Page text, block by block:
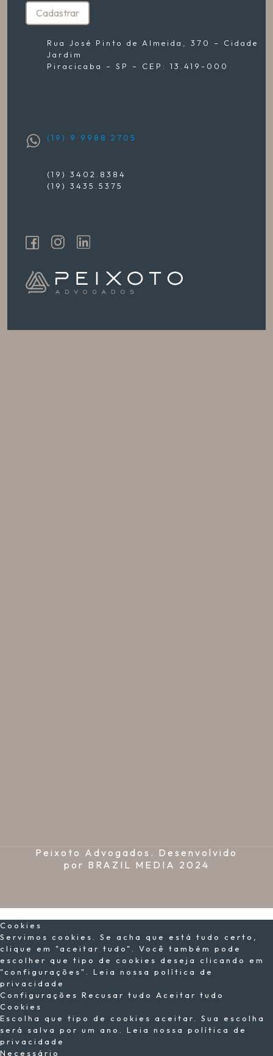
Rua José Pinto de Almeida, 370 – Cidade
Jardim
Piracicaba – SP – CEP: 13.419-000
(19) 9 9988.2705
(19) 3402.8384
(19) 3435.5375
Peixoto Advogados. Desenvolvido
por BRAZIL MEDIA 2024
Cookies
Servimos cookies. Se acha que está tudo certo,
clique em "aceitar tudo". Você também pode
escolher que tipo de cookies deseja clicando em
"configurações". Leia nossa política de
privacidade
Configurações Recusar tudo Aceitar tudo
Cookies
Escolha que tipo de cookies aceitar. Sua escolha
será salva por um ano. Leia nossa política de
privacidade
Necessário